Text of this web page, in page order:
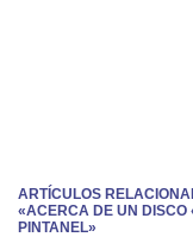
ARTÍCULOS
«ACERCA DE UN DISCO
PINTANEL»